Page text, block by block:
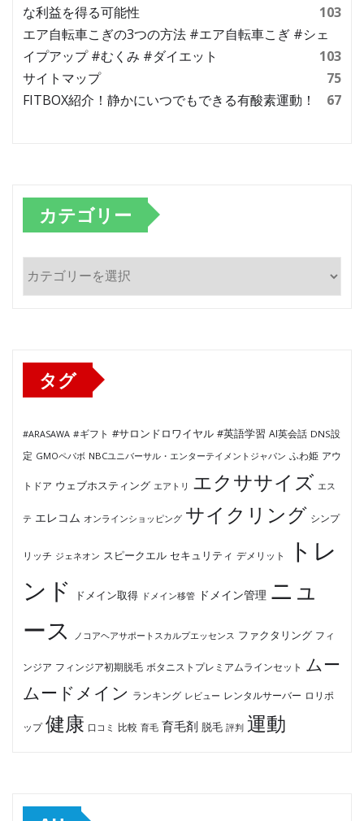
な利益を得る可能性
103
エア自転車こぎの3つの方法 #エア自転車こぎ #シェ
イプアップ #むくみ #ダイエット
103
サイトマップ
75
FITBOX紹介！静かにいつでもできる有酸素運動！
67
カテゴリー
カ
タグ
#ARASAWA #ギフト #サロンドロワイヤル #英語学習 AI英会話 DNS設
定 GMOペパボ NBCユニバーサル・エンターテイメントジャパン ふわ姫 アウ
トドア ウェブホスティング エアトリ エクササイズ エス
テ エレコム オンラインショッピング サイクリング シンプ
リッチ ジェネオン スピークエル セキュリティ デメリット
トレ
ンド
ドメイン取得 ドメイン移管 ドメイン管理 ニュ
ース
ノコアヘアサポートスカルプエッセンス ファクタリング フィ
ンジア フィンジア初期脱毛 ボタニストプレミアムラインセット ムー
ムードメイン ランキング レビュー レンタルサーバー ロリポ
ップ 健康 口コミ 比較 育毛 育毛剤 脱毛 評判 運動